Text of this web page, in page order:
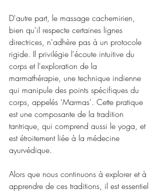
D'autre part, le massage cachemirien,
bien qu'il respecte certaines lignes
directrices, n'adhère pas à un protocole
rigide. Il privilégie l'écoute intuitive du
corps et l'exploration de la
marmathérapie, une technique indienne
qui manipule des points spécifiques du
corps, appelés 'Marmas'. Cette pratique
est une composante de la tradition
tantrique, qui comprend aussi le yoga, et
est étroitement liée à la médecine
ayurvédique.
Alors que nous continuons à explorer et à
apprendre de ces traditions, il est essentiel